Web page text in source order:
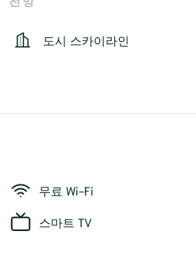
도시 스카이라인
무료 Wi-Fi
스마트 TV